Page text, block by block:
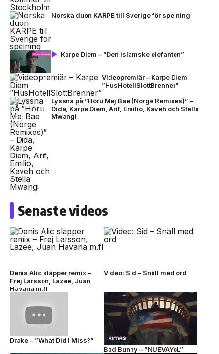
Norska duon KARPE till Sverige för spelning
Karpe Diem – ”Den islamske elefanten”
Videopremiär – Karpe Diem
”HusHotellSlottBrenner”
Lyssna på ”Höru Mej Bae (Norge Remixes)” –
Dida, Karpe Diem, Arif, Emilio, Kaveh och Stella
Mwangi
Senaste videos
Denis Alic släpper remix –
Frej Larsson, Lazee, Juan
Havana m.fl
Video: Sid – Snäll med ord
Drake – ”What Did I Miss?”
Bad Bunny – ”NUEVAYoL”